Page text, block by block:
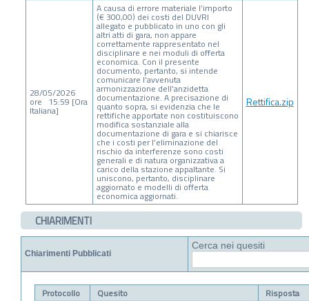
28/05/2026
ore 15:59 [Ora
Italiana]
A causa di errore materiale l’importo
(€ 300,00) dei costi del DUVRI
allegato e pubblicato in uno con gli
altri atti di gara, non appare
correttamente rappresentato nel
disciplinare e nei moduli di offerta
economica. Con il presente
documento, pertanto, si intende
comunicare l’avvenuta
armonizzazione dell’anzidetta
documentazione. A precisazione di
quanto sopra, si evidenzia che le
rettifiche apportate non costituiscono
modifica sostanziale alla
documentazione di gara e si chiarisce
che i costi per l’eliminazione del
rischio da interferenze sono costi
generali e di natura organizzativa a
carico della stazione appaltante. Si
uniscono, pertanto, disciplinare
aggiornato e modelli di offerta
economica aggiornati.
Rettifica.zip
CHIARIMENTI
Chiarimenti Pubblicati
Cerca nei quesiti
Protocollo Quesito Risposta